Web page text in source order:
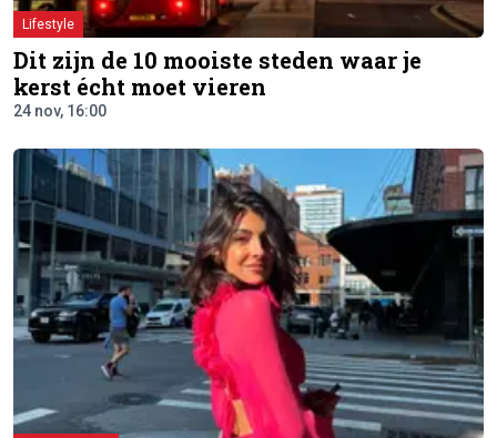
Lifestyle
Dit zijn de 10 mooiste steden waar je
kerst écht moet vieren
24 nov, 16:00